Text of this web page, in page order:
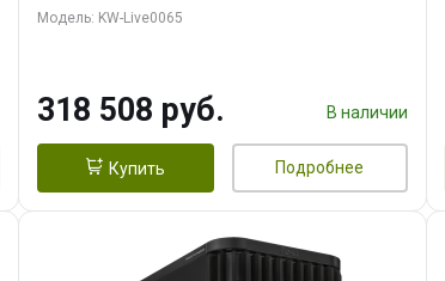
7, C16 8EC/8PC/ 64 ГБ ОЗУ (2
2/ 1 ТБ SSD)
Модель: KW-Live0065
318 508 руб. В наличии
Купить Подробнее